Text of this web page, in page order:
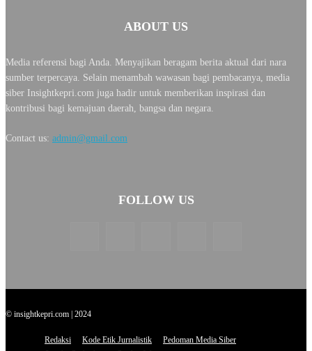
ABOUT US
Media referensi bagi Anda. Menyajikan beragam berita aktual dari nara
sumber terpercaya. Selain menambah wawasan bagi pembacanya, media
siber Insightkepri.com juga hadir untuk memberikan inspirasi dan
kontribusi bagi kemajuan daerah, bangsa dan negara.
Contact us: admin@gmail.com
FOLLOW US
© insightkepri.com | 2024
Redaksi Kode Etik Jurnalistik
Pedoman Media Siber